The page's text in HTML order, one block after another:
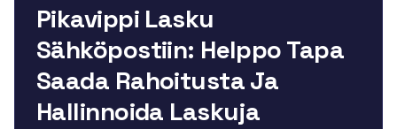
Pikavippi Lasku
Sähköpostiin: Helppo Tapa
Saada Rahoitusta Ja
Hallinnoida Laskuja